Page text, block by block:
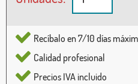
Recíbalo en 7/10 días
Calidad profesional
Precios IVA incluido